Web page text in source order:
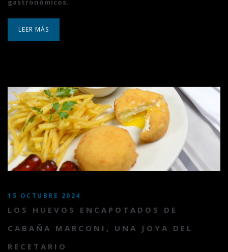
gastronómicos.
LEER MÁS
15 OCTUBRE 2024
LOS HUEVOS ENCAPOTADOS DE
CABAÑA MARCONI, UNA JOYA DEL
RECETARIO